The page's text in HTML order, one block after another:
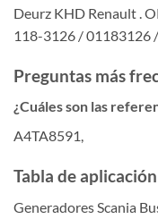
Deurz KHD Renault .
118-3126 / 01183126
Preguntas más
¿Cuáles son las
A4TA8591,
Tabla de aplicación
Generadores Scania